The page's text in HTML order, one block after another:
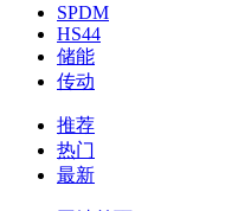
SPDM
HS44
储能
传动
推荐
热门
最新